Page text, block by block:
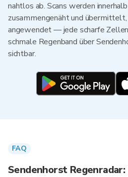
nahtlos ab. Scans werden
zusammengenäht und
angewendet — jede scharfe
schmale Regenband über
sichtbar.
FAQ
Sendenhorst